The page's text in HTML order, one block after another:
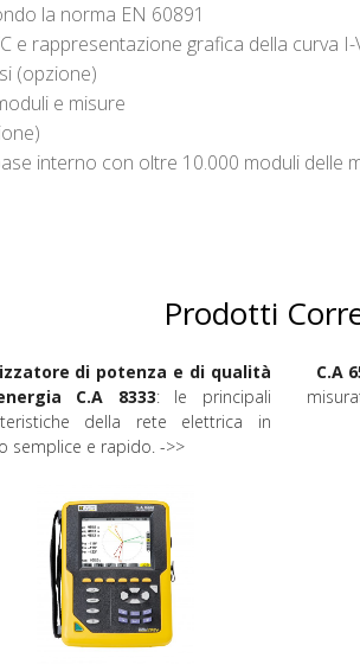
la norma EN 60891
e rappresentazione grafica della curva I-
(opzione)
e misure
interno con oltre 10.000 moduli delle
Prodotti
di potenza e di qualità
C.A 8333: le principali
della rete elettrica in
semplice e rapido. ->>
C.A